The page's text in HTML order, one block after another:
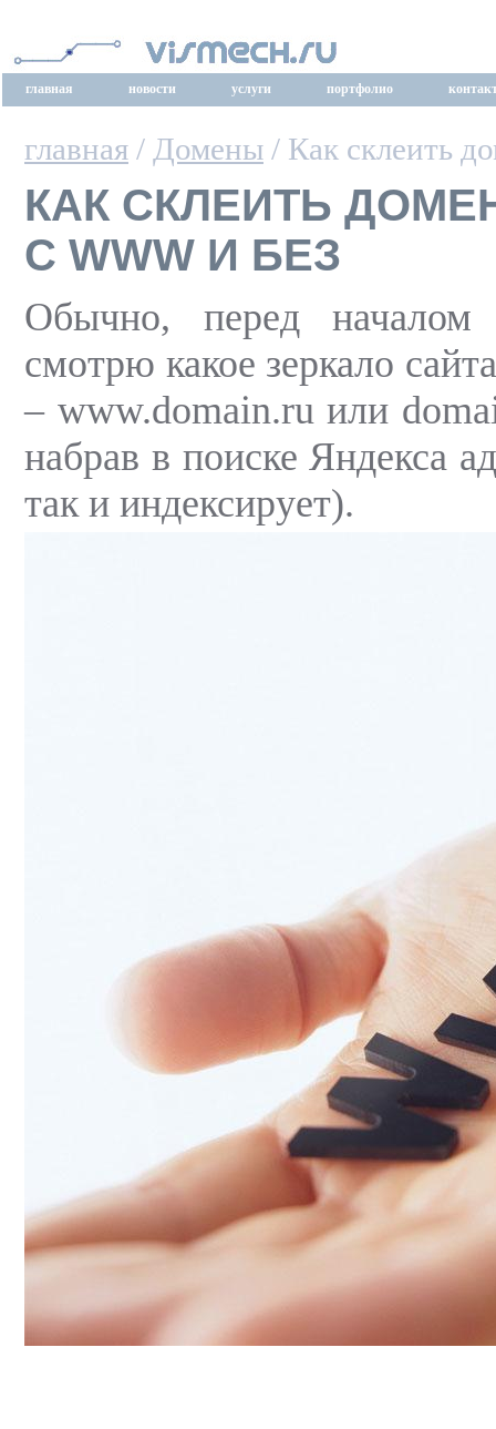
главная новости услуги портфолио
главная / Домены / Как склеить
КАК СКЛЕИТЬ
С WWW И БЕЗ
Обычно, перед началом
смотрю какое зеркало
– www.domain.ru или
набрав в поиске Яндекса
так и индексирует).